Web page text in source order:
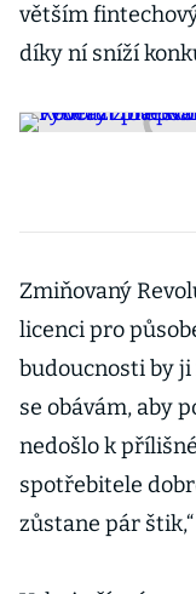
větším
díky ní sníží
Zmiňovaný
licenci pro
budoucnosti by
se obávám, aby
nedošlo k
spotřebitele
zůstane pár